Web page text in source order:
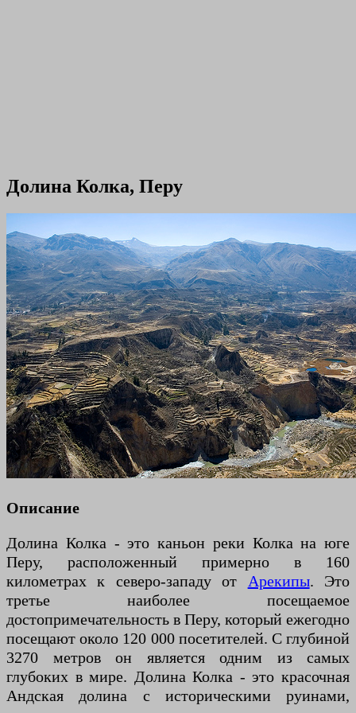
Долина Колка, Перу
Описание
Долина Колка - это каньон реки Колка на юге
Перу, расположенный примерно в 160
километрах к северо-западу от
Арекипы. Это
третье наиболее посещаемое
достопримечательность в Перу, который ежегодно
посещают около 120 000 посетителей. С глубиной
3270 метров он является одним из самых
глубоких в мире. Долина Колка - это красочная
Андская долина с историческими руинами,